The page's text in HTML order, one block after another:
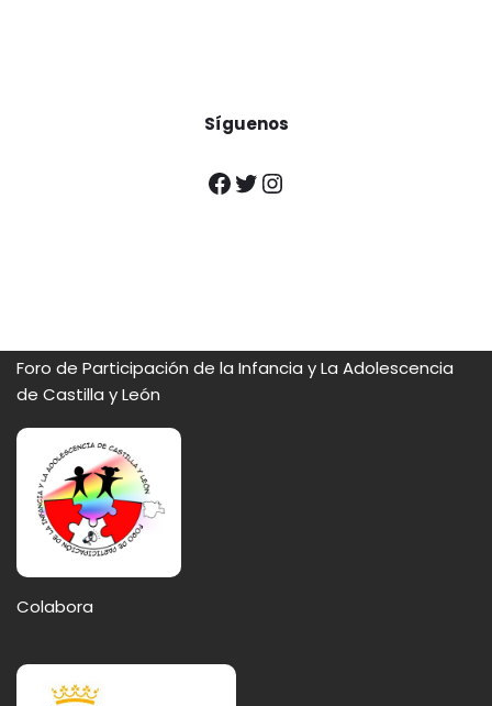
Síguenos
Foro de Participación de la Infancia y La Adolescencia
de Castilla y León
Colabora